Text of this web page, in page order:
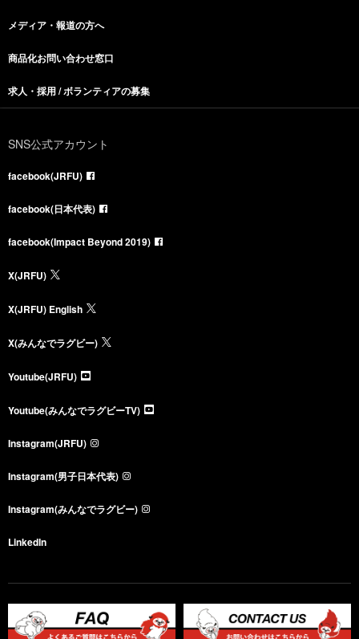
メディア・報道の方へ
商品化お問い合わせ窓口
求人・採用 / ボランティアの募集
SNS公式アカウント
facebook(JRFU)
facebook(日本代表)
facebook(Impact Beyond 2019)
X(JRFU)
X(JRFU) English
X(みんなでラグビー)
Youtube(JRFU)
Youtube(みんなでラグビーTV)
Instagram(JRFU)
Instagram(男子日本代表)
Instagram(みんなでラグビー)
LinkedIn